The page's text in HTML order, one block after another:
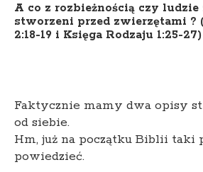
A co z rozbieżnością czy
stworzeni przed zwierzętami ?
2:18-19 i Księga Rodzaju 1:25-27)
Faktycznie mamy dwa opisy
od siebie.
Hm, już na początku Biblii taki
powiedzieć.